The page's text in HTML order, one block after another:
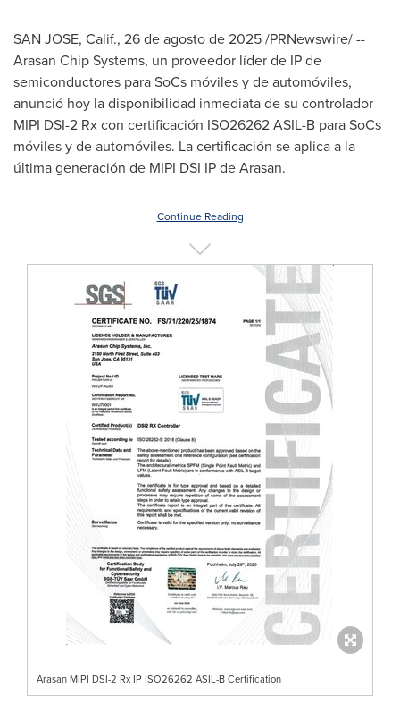
SAN JOSE, Calif., 26 de agosto de 2025/PRNewswire/ --
Arasan Chip Systems, un proveedor líder de IP de
semiconductores para SoCs móviles y de automóviles,
anunció hoy la disponibilidad inmediata de su controlador
MIPI DSI-2 Rx con certificación ISO26262 ASIL-B para SoCs
móviles y de automóviles. La certificación se aplica a la
última generación de MIPI DSI IP de Arasan.
Continue Reading
Arasan MIPI DSI-2 Rx IP ISO26262 ASIL-B Certification